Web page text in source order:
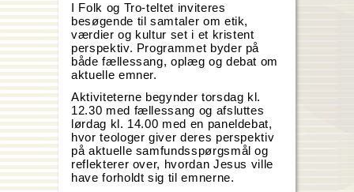
I Folk og Tro-teltet inviteres
besøgende til samtaler om etik,
værdier og kultur set i et kristent
perspektiv. Programmet byder på
både fællessang, oplæg og debat om
aktuelle emner.
Aktiviteterne begynder torsdag kl.
12.30 med fællessang og afsluttes
lørdag kl. 14.00 med en paneldebat,
hvor teologer giver deres perspektiv
på aktuelle samfundsspørgsmål og
reflekterer over, hvordan Jesus ville
have forholdt sig til emnerne.